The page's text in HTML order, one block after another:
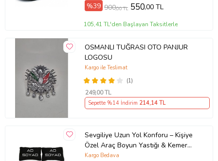
%39 900,00 TL 550,00 TL
105,41 TL'den Başlayan Taksitlerle
OSMANLI TUĞRASI OTO PANJUR
LOGOSU
(1)
Kargo ile Teslimat
249,00 TL
Sepette %14 İndirim 214,14 TL
Sevgiliye Uzun Yol Konforu – Kişiye
Özel Araç Boyun Yastığı & Kemer
Pedi Hediye Seti
Kargo Bedava